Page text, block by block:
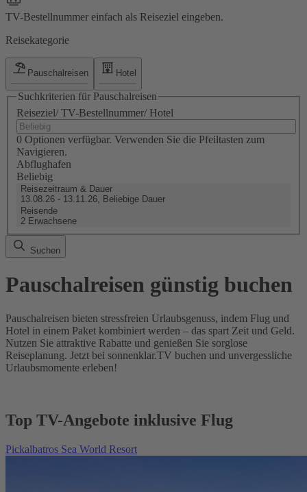
TV-Bestellnummer einfach als Reiseziel eingeben.
Reisekategorie
Pauschalreisen Hotel
Suchkriterien für Pauschalreisen
Reiseziel/ TV-Bestellnummer/ Hotel
0 Optionen verfügbar. Verwenden Sie die Pfeiltasten zum
Navigieren.
Abflughafen
Beliebig
Reisezeitraum & Dauer
13.08.26 - 13.11.26, Beliebige Dauer
Reisende
2 Erwachsene
Suchen
Pauschalreisen günstig buchen
Pauschalreisen bieten stressfreien Urlaubsgenuss, indem Flug und
Hotel in einem Paket kombiniert werden – das spart Zeit und Geld.
Nutzen Sie attraktive Rabatte und genießen Sie sorglose
Reiseplanung. Jetzt bei sonnenklar.TV buchen und unvergessliche
Urlaubsmomente erleben!
Top TV-Angebote inklusive Flug
Pickalbatros Sea World Resort